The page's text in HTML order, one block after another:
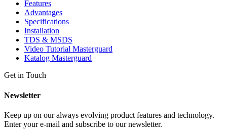
Features
Advantages
Specifications
Installation
TDS & MSDS
Video Tutorial Masterguard
Katalog Masterguard
Get in Touch
Newsletter
Keep up on our always evolving product features and technology.
Enter your e-mail and subscribe to our newsletter.